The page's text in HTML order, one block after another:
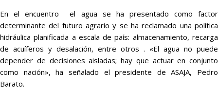
En el encuentro el agua se ha presentado como factor
determinante del futuro agrario y se ha reclamado una política
hidráulica planificada a escala de país: almacenamiento, recarga
de acuíferos y desalación, entre otros . «El agua no puede
depender de decisiones aisladas; hay que actuar en conjunto
como nación», ha señalado el presidente de ASAJA, Pedro
Barato.